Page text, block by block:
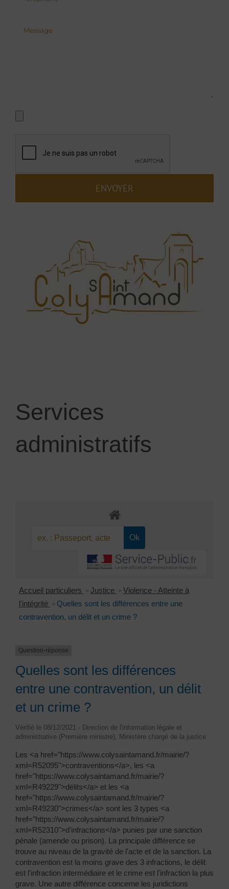
Services
administratifs
Accueil particuliers > Justice > Violence - Atteinte à
l'intégrité > Quelles sont les différences entre une
contravention, un délit et un crime ?
Question-réponse
Quelles sont les différences
entre une contravention, un délit
et un crime ?
Vérifié le 08/12/2021 - Direction de l'information légale et
administrative (Première ministre), Ministère chargé de la justice
Les <a href="https://www.colysaintamand.fr/mairie/?
xml=R52095">contraventions</a>, les <a
href="https://www.colysaintamand.fr/mairie/?
xml=R49229">délits</a> et les <a
href="https://www.colysaintamand.fr/mairie/?
xml=R49230">crimes</a> sont les 3 types <a
href="https://www.colysaintamand.fr/mairie/?
xml=R52310">d'infractions</a> punies par une sanction
pénale (amende ou prison). La principale différence se
trouve au niveau de la gravité de l'acte et de la sanction. La
contravention est la moins grave des 3 infractions, le délit
est l'infraction intermédiaire et le crime est l'infraction la plus
grave. Une autre différence concerne les juridictions